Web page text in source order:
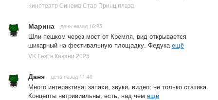
Кинотеатр Синема Стар Принц плаза
Марина день назад 16:25
Шли пешком через мост от Кремля, вид открывается
шикарный на фестивальную площадку. Федукаещё
VK Fest в Казани 2025
Даня день назад 11:40
Много интерактива: запахи, звуки, видео; не только статика.
Концепты нетривиальны, есть, над чем ещё